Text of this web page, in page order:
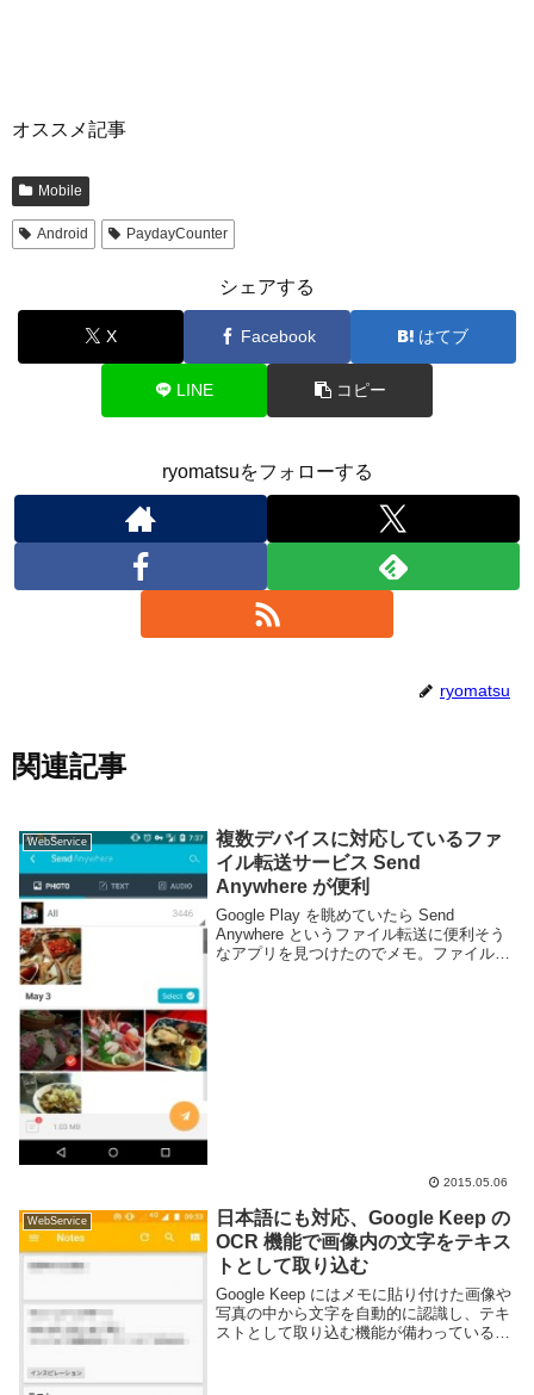
オススメ記事
Mobile
Android PaydayCounter
シェアする
X Facebook はてブ
LINE コピー
ryomatsuをフォローする
ryomatsu
関連記事
WebService
複数デバイスに対応しているファ
イル転送サービス Send
Anywhere が便利
Google Play を眺めていたら Send
Anywhere というファイル転送に便利そう
なアプリを見つけたのでメモ。ファイル転
2015.05.06
WebService
日本語にも対応、Google Keep の
OCR 機能で画像内の文字をテキス
トとして取り込む
Google Keep にはメモに貼り付けた画像や
写真の中から文字を自動的に認識し、テキ
ストとして取り込む機能が備わっている。